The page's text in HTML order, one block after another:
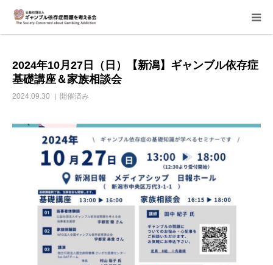
2024年10月27日（日）【新潟】ギャンブル依存症
基礎講座＆家族相談会
2024.09.30 開催済み
ご寄付のお願い
講座・イベント
活動報告＆意見書
当事者支援部
子どもたちへ